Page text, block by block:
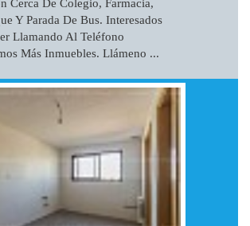
Cerca De Colegio, Farmacia,
Y Parada De Bus. Interesados
Llamando Al Teléfono
Más Inmuebles. Llámeno ...